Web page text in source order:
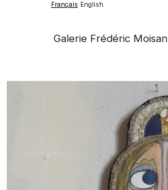
Français English
Galerie Frédéric Moisan